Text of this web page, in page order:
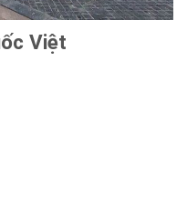
Việt